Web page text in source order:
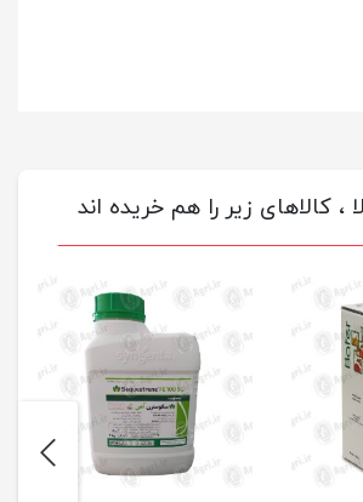
، کالاهای زیر را هم خریده اند